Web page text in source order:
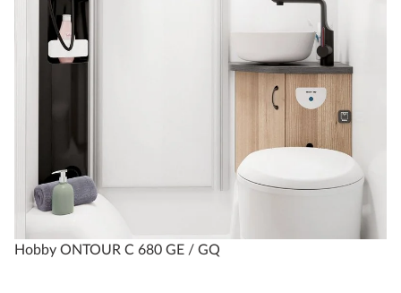
Hobby ONTOUR C 680 GE / GQ